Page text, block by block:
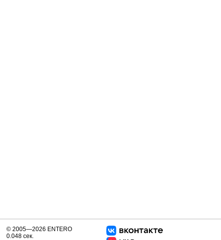
© 2005—2026 ENTERO
0.048 сек.